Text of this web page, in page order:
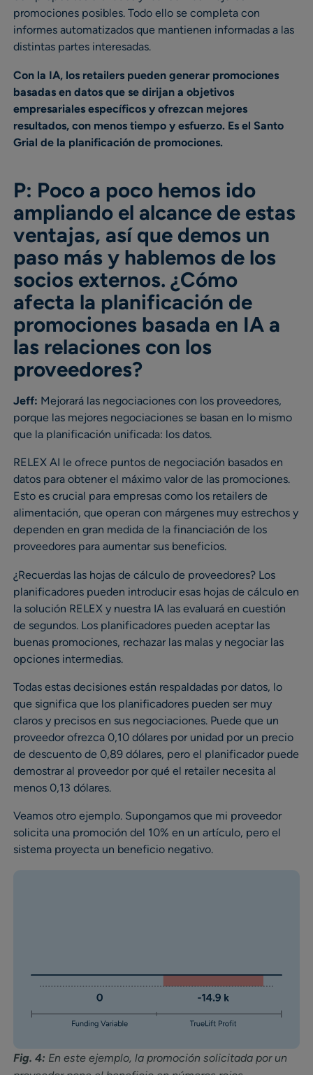
promociones posibles. Todo ello se completa con
informes automatizados que mantienen informadas a las
distintas partes interesadas.
Con la IA, los retailers pueden generar promociones
basadas en datos que se dirijan a objetivos
empresariales específicos y ofrezcan mejores
resultados, con menos tiempo y esfuerzo. Es el Santo
Grial de la planificación de promociones.
P: Poco a poco hemos ido
ampliando el alcance de estas
ventajas, así que demos un
paso más y hablemos de los
socios externos. ¿Cómo
afecta la planificación de
promociones basada en IA a
las relaciones con los
proveedores?
Jeff: Mejorará las negociaciones con los proveedores,
porque las mejores negociaciones se basan en lo mismo
que la planificación unificada: los datos.
RELEX AI le ofrece puntos de negociación basados en
datos para obtener el máximo valor de las promociones.
Esto es crucial para empresas como los retailers de
alimentación, que operan con márgenes muy estrechos y
dependen en gran medida de la financiación de los
proveedores para aumentar sus beneficios.
¿Recuerdas las hojas de cálculo de proveedores? Los
planificadores pueden introducir esas hojas de cálculo en
la solución RELEX y nuestra IA las evaluará en cuestión
de segundos. Los planificadores pueden aceptar las
buenas promociones, rechazar las malas y negociar las
opciones intermedias.
Todas estas decisiones están respaldadas por datos, lo
que significa que los planificadores pueden ser muy
claros y precisos en sus negociaciones. Puede que un
proveedor ofrezca 0,10 dólares por unidad por un precio
de descuento de 0,89 dólares, pero el planificador puede
demostrar al proveedor por qué el retailer necesita al
menos 0,13 dólares.
Veamos otro ejemplo. Supongamos que mi proveedor
solicita una promoción del 10% en un artículo, pero el
sistema proyecta un beneficio negativo.
Fig. 4: En este ejemplo, la promoción solicitada por un